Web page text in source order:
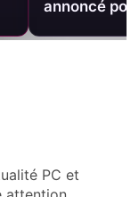
de la
PC et